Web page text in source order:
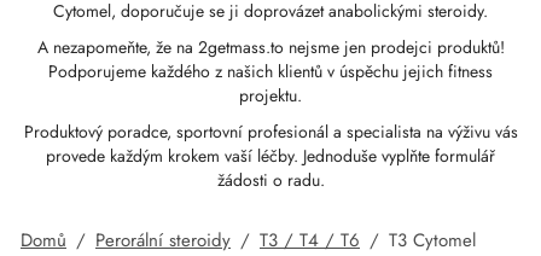
Cytomel, doporučuje se ji doprovázet anabolickými steroidy.
A nezapomeňte, že na 2getmass.to nejsme jen prodejci produktů!
Podporujeme každého z našich klientů v úspěchu jejich fitness
projektu.
Produktový poradce, sportovní profesionál a specialista na výživu vás
provede každým krokem vaší léčby. Jednoduše vyplňte formulář
žádosti o radu.
Domů / Perorální steroidy / T3 / T4 / T6 / T3 Cytomel
🇪🇺
EU 🇪🇺
PHARMA 🇪🇺
INT. 🌍
/ PHARMACOM INT. 🌍
Přípravky/ SHREE/ POWERBOLIC –
🌍
PHARMA 🇪🇺🌍
Masteronu (Drostanolonu)
Primobolan (Methenolon)
Fenylpropionát
Undekanoát
Směs (perorální)
Trenbolon (perorální)
/ T6
(Tamoxifen)
Jater
Hmotnosti
Pilulky
Fragment
(Ozempic)
Mastorin
– Stenabolický
– Myostin
BalíčekPřijata
Převod